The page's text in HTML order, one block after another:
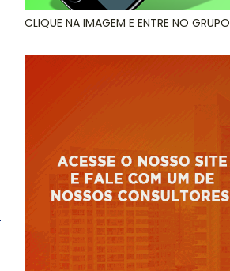
CLIQUE NA IMAGEM E ENTRE NO GRUPO